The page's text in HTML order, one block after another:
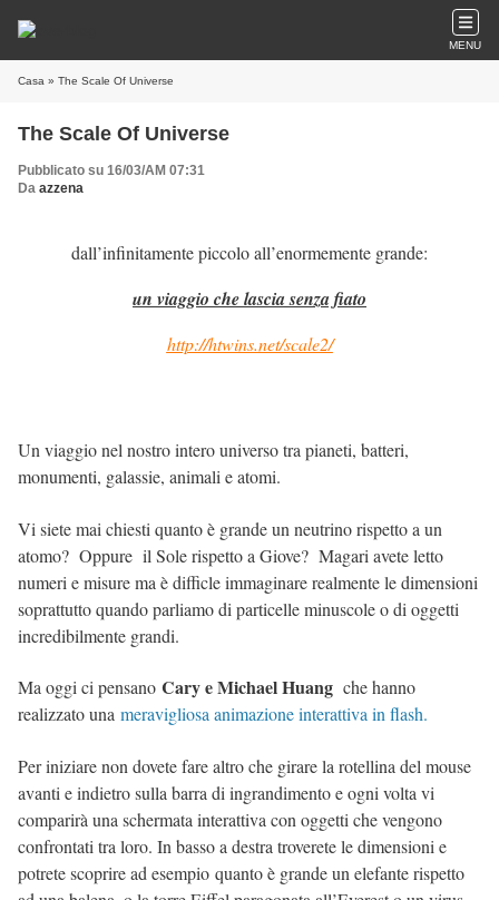
MENU
Casa » The Scale Of Universe
The Scale Of Universe
Pubblicato su 16/03/AM 07:31
Da azzena
dall’infinitamente piccolo all’enormemente grande:
un viaggio che lascia senza fiato
http://htwins.net/scale2/
Un viaggio nel nostro intero universo tra pianeti, batteri,
monumenti, galassie, animali e atomi.
Vi siete mai chiesti quanto è grande un neutrino rispetto a un
atomo? Oppure il Sole rispetto a Giove? Magari avete letto
numeri e misure ma è difficle immaginare realmente le dimensioni
soprattutto quando parliamo di particelle minuscole o di oggetti
incredibilmente grandi.
Ma oggi ci pensano Cary e Michael Huang che hanno
realizzato una meravigliosa animazione interattiva in flash.
Per iniziare non dovete fare altro che girare la rotellina del mouse
avanti e indietro sulla barra di ingrandimento e ogni volta vi
comparirà una schermata interattiva con oggetti che vengono
confrontati tra loro. In basso a destra troverete le dimensioni e
potrete scoprire ad esempio quanto è grande un elefante rispetto